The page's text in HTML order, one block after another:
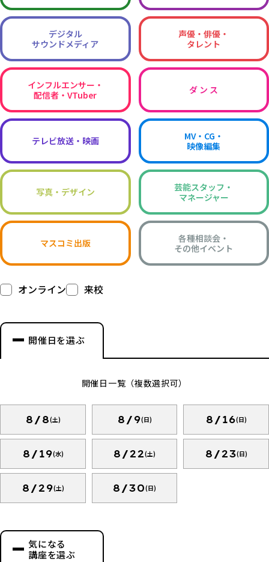
デジタル
サウンドメディア
声優・俳優・
タレント
インフルエンサー・
配信者・VTuber
ダ ン ス
テレビ放送・映画
MV・CG・
映像編集
写真・デザイン
芸能スタッフ・
マネージャー
マスコミ出版
各種相談会・
その他イベント
オンライン 来校
開催日を選ぶ
開催日一覧（複数選択可）
8/8(土) 8/9(日) 8/16(日)
8/19(水) 8/22(土) 8/23(日)
8/29(土) 8/30(日)
気になる
講座を選ぶ